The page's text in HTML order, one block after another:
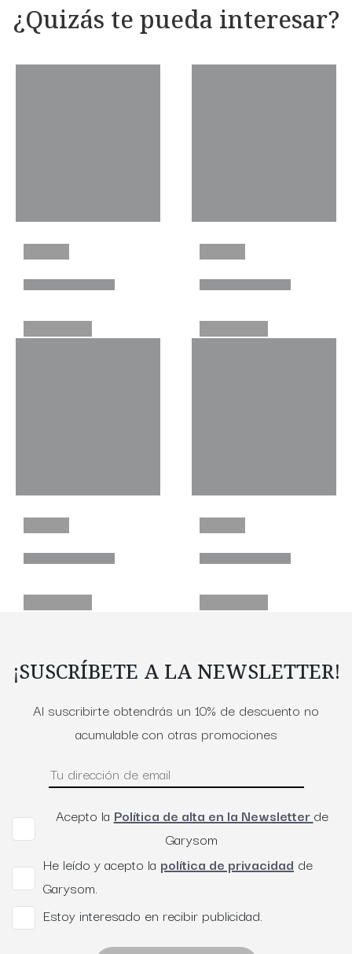
¿Quizás te pueda interesar?
¡SUSCRÍBETE A LA NEWSLETTER!
Al suscribirte obtendrás un 10% de descuento no
acumulable con otras promociones
Acepto la Política de alta en la Newsletterde
Garysom
He leído y acepto la política de privacidad de
Garysom.
Estoy interesado en recibir publicidad.